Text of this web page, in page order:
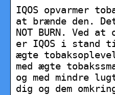
IQOS opvarmer
at brænde den.
NOT BURN. Ved at
er IQOS i stand
ægte
med ægte
og med mindre
dig og dem